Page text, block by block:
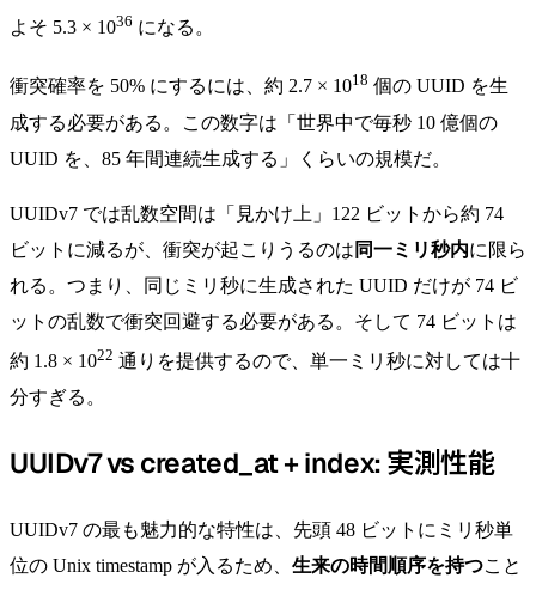
よそ 5.3 × 1036 になる。
衝突確率を 50% にするには、約 2.7 × 1018 個の UUID を生
成する必要がある。この数字は「世界中で毎秒 10 億個の
UUID を、85 年間連続生成する」くらいの規模だ。
UUIDv7 では乱数空間は「見かけ上」122 ビットから約 74
ビットに減るが、衝突が起こりうるのは 同一ミリ秒内に限ら
れる。つまり、同じミリ秒に生成された UUID だけが 74 ビ
ットの乱数で衝突回避する必要がある。そして 74 ビットは
約 1.8 × 1022 通りを提供するので、単一ミリ秒に対しては十
分すぎる。
UUIDv7 vs created_at + index: 実測性能
UUIDv7 の最も魅力的な特性は、先頭 48 ビットにミリ秒単
位の Unix timestamp が入るため、 生来の時間順序を持つこと